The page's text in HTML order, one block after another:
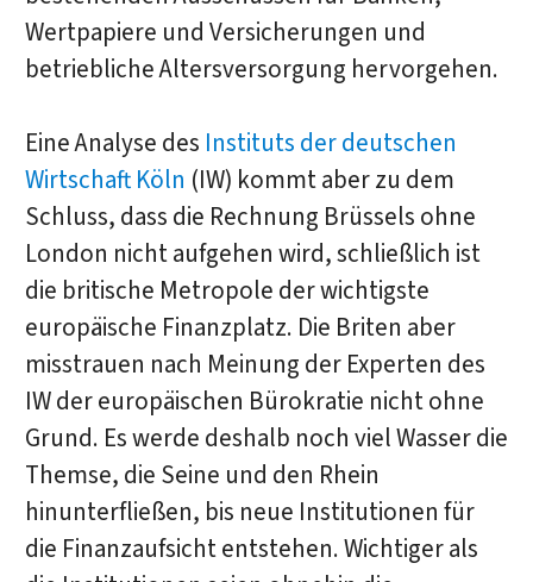
Wertpapiere und Versicherungen und
betriebliche Altersversorgung hervorgehen.
Eine Analyse des Instituts der deutschen
Wirtschaft Köln (IW) kommt aber zu dem
Schluss, dass die Rechnung Brüssels ohne
London nicht aufgehen wird, schließlich ist
die britische Metropole der wichtigste
europäische Finanzplatz. Die Briten aber
misstrauen nach Meinung der Experten des
IW der europäischen Bürokratie nicht ohne
Grund. Es werde deshalb noch viel Wasser die
Themse, die Seine und den Rhein
hinunterfließen, bis neue Institutionen für
die Finanzaufsicht entstehen. Wichtiger als